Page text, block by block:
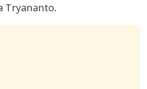
Tryananto.